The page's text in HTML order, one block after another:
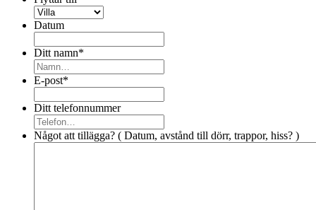
Datum
Ditt namn*
E-post*
Ditt telefonnummer
Något att tillägga? ( Datum, avstånd till dörr, trappor, hiss? )